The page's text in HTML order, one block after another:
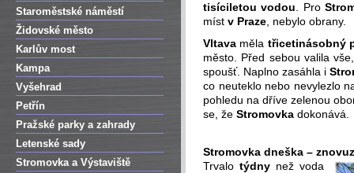
Staroměstské náměstí
Židovské město
Karlův most
Kampa
Vyšehrad
Petřín
Pražské parky a zahrady
Letenské sady
Stromovka a Výstaviště
tisíciletou vodou . Pro
míst v Praze , nebylo obrany.
Vltava měla třicetinásobný
město. Před sebou valila
spoušť. Naplno zasáhla i
co neuteklo nebo nevylezlo
pohledu na dříve zelenou
se, že Stromovka dokonává.
Stromovka dneška –
Trvalo týdny než voda